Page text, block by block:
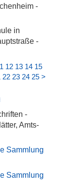
-
in
-
12 13 14 15
22 23 24 25 >
-
Amts-
Sammlung
Sammlung